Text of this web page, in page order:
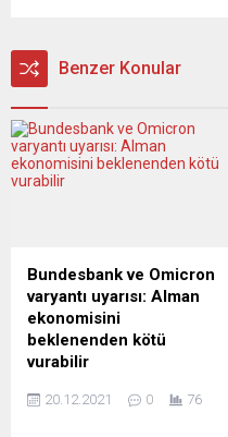
Benzer Konular
Bundesbank ve Omicron
varyantı uyarısı: Alman
ekonomisini
beklenenden kötü
vurabilir
(Bundesbank),
20.12.2021 0 76